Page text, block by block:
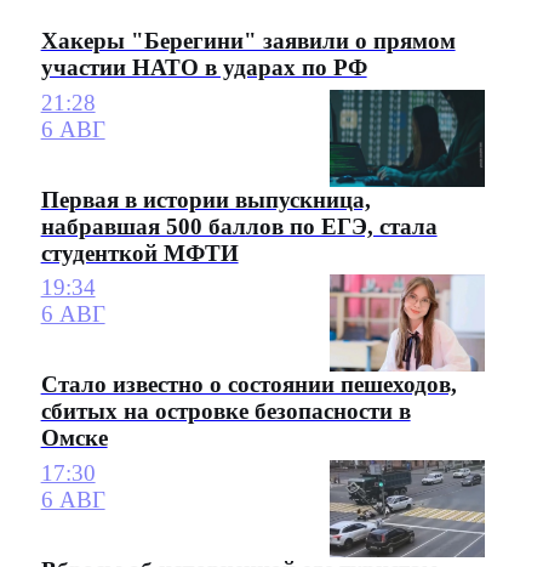
Хакеры "Берегини" заявили о прямом
участии НАТО в ударах по РФ
21:28
6 АВГ
Первая в истории выпускница,
набравшая 500 баллов по ЕГЭ, стала
студенткой МФТИ
19:34
6 АВГ
Стало известно о состоянии пешеходов,
сбитых на островке безопасности в
Омске
17:30
6 АВГ